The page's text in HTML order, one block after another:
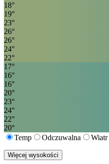
18°
19°
23°
26°
26°
24°
22°
17°
16°
16°
20°
23°
24°
22°
20°
Temp
Odczuwalna Wiatr
Więcej wysokości